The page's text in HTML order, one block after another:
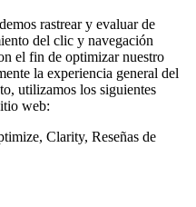
rastrear y evaluar de
del clic y navegación
el fin de optimizar nuestro
la experiencia general del
utilizamos los siguientes
web:
Clarity, Reseñas de